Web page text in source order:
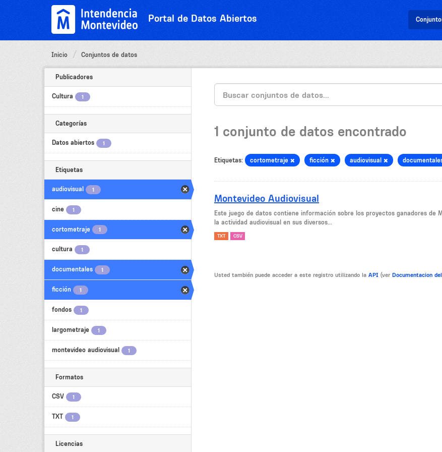
Portal de Datos Abiertos
Inicio Conjuntos de datos
Publicadores
Cultura 1
Categorías
Datos abiertos 1
Etiquetas
audiovisual 1
cine 1
cortometraje 1
cultura 1
documentales 1
ficción 1
fondos 1
largometraje 1
montevideo audiovisual 1
Formatos
CSV 1
TXT 1
Licencias
1 conjunto de datos encontrado
Etiquetas: cortometraje ficción audiovisual
Montevideo Audiovisual
Este juego de datos contiene información sobre los proyectos ganadores de
la actividad audiovisual en sus diversos...
TXT CSV
Usted también puede acceder a este registro utilizando la API (ver Documentacion